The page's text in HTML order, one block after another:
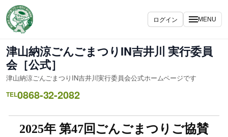
ログイン MENU
津山納涼ごんごまつりIN吉井川 実行委員
会［公式］
津山納涼ごんごまつりIN吉井川実行委員会公式ホームページです
TEL0868-32-2082
2025年 第47回ごんごまつりご協賛